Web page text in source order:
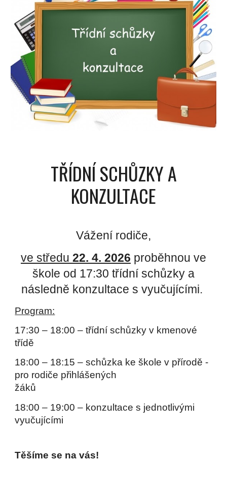
TŘÍDNÍ SCHŮZKY A
KONZULTACE
Vážení rodiče,
ve středu 22. 4. 2026 proběhnou ve
škole od 17:30 třídní schůzky a
následně konzultace s vyučujícími.
Program:
17:30 – 18:00 – třídní schůzky v kmenové
třídě
18:00 – 18:15 – schůzka ke škole v přírodě -
pro rodiče přihlášených
žáků
18:00 – 19:00 – konzultace s jednotlivými
vyučujícími
Těšíme se na vás!